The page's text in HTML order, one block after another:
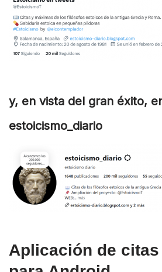
y, en vista del gran éxito,
estoicismo_diario
Aplicación de